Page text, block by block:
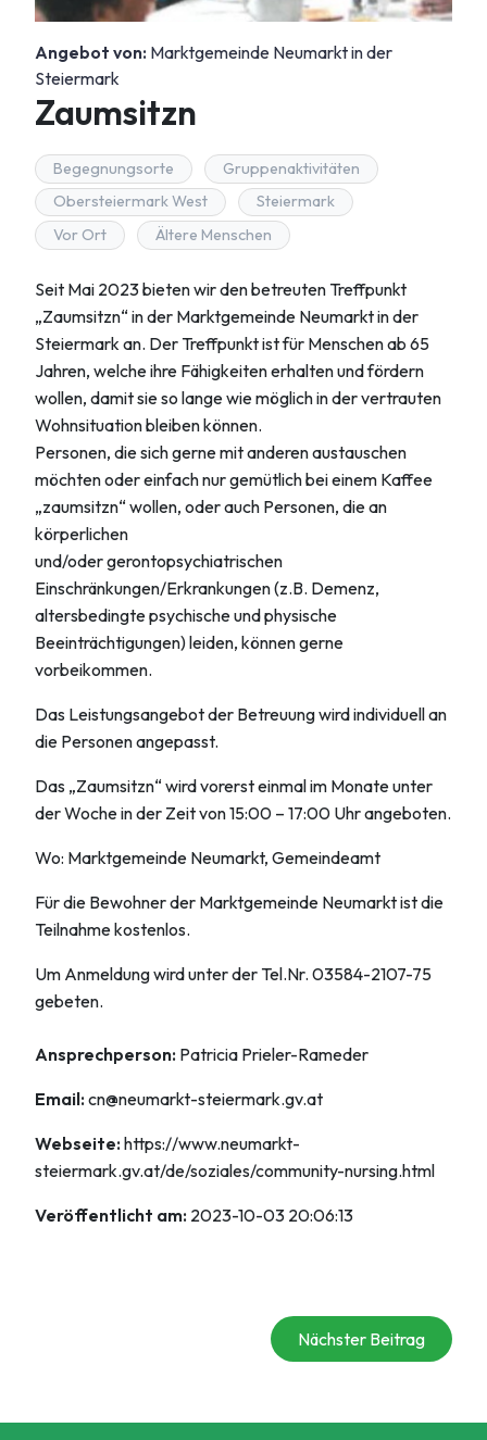
Angebot von: Marktgemeinde Neumarkt in der
Steiermark
Zaumsitzn
Begegnungsorte
Gruppenaktivitäten
Obersteiermark West
Steiermark
Vor Ort
Ältere Menschen
Seit Mai 2023 bieten wir den betreuten Treffpunkt
„Zaumsitzn“ in der Marktgemeinde Neumarkt in der
Steiermark an. Der Treffpunkt ist für Menschen ab 65
Jahren, welche ihre Fähigkeiten erhalten und fördern
wollen, damit sie so lange wie möglich in der vertrauten
Wohnsituation bleiben können.
Personen, die sich gerne mit anderen austauschen
möchten oder einfach nur gemütlich bei einem Kaffee
„zaumsitzn“ wollen, oder auch Personen, die an
körperlichen
und/oder gerontopsychiatrischen
Einschränkungen/Erkrankungen (z.B. Demenz,
altersbedingte psychische und physische
Beeinträchtigungen) leiden, können gerne
vorbeikommen.
Das Leistungsangebot der Betreuung wird individuell an
die Personen angepasst.
Das „Zaumsitzn“ wird vorerst einmal im Monate unter
der Woche in der Zeit von 15:00 – 17:00 Uhr angeboten.
Wo: Marktgemeinde Neumarkt, Gemeindeamt
Für die Bewohner der Marktgemeinde Neumarkt ist die
Teilnahme kostenlos.
Um Anmeldung wird unter der Tel.Nr. 03584-2107-75
gebeten.
Ansprechperson: Patricia Prieler-Rameder
Email:cn@neumarkt-steiermark.gv.at
Webseite:https://www.neumarkt-
steiermark.gv.at/de/soziales/community-nursing.html
Veröffentlicht am: 2023-10-03 20:06:13
Nächster Beitrag